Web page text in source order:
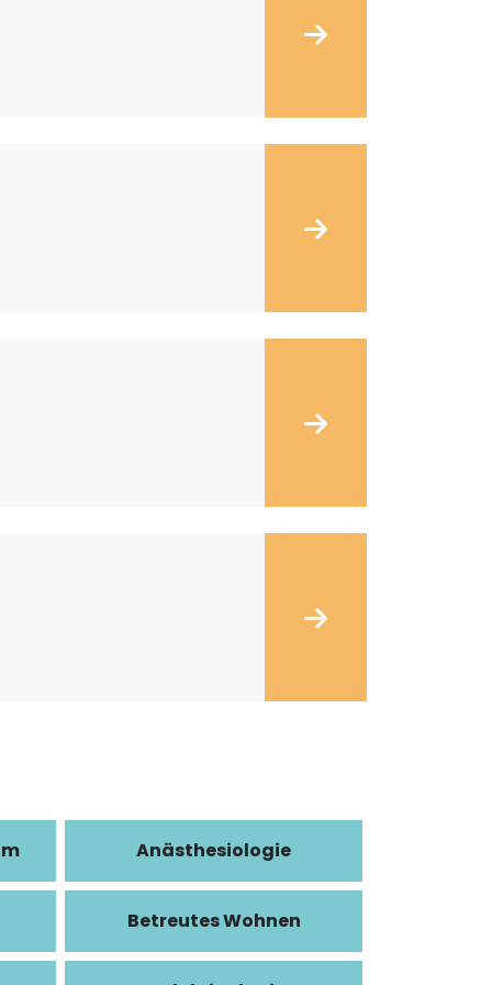
Anästhesiologie
Betreutes Wohnen